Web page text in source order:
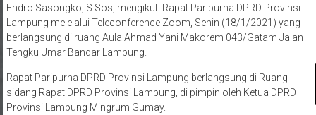
Endro Sasongko, S.Sos, mengikuti Rapat Paripurna DPRD Provinsi
Lampung melelalui Teleconference Zoom, Senin (18/1/2021) yang
berlangsung di ruang Aula Ahmad Yani Makorem 043/Gatam Jalan
Tengku Umar Bandar Lampung.
Rapat Paripurna DPRD Provinsi Lampung berlangsung di Ruang
sidang Rapat DPRD Provinsi Lampung, di pimpin oleh Ketua DPRD
Provinsi Lampung Mingrum Gumay.